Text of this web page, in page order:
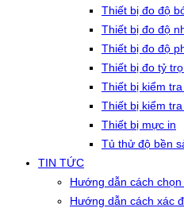
Thiết bị đo độ
Thiết bị đo độ
Thiết bị đo độ
Thiết bị đo tỷ
Thiết bị kiểm
Thiết bị kiểm
Thiết bị mực in
Tủ thử độ bền
TIN TỨC
Hướng dẫn cách
Hướng dẫn cách xác